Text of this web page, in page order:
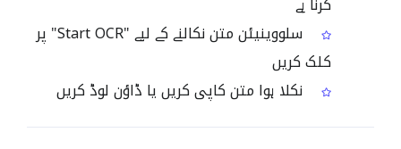
سلووینیئن متن نکالنے کے لیے "Start OCR" پر
کلک کریں
نکلا ہوا متن کاپی کریں یا ڈاؤن لوڈ کریں